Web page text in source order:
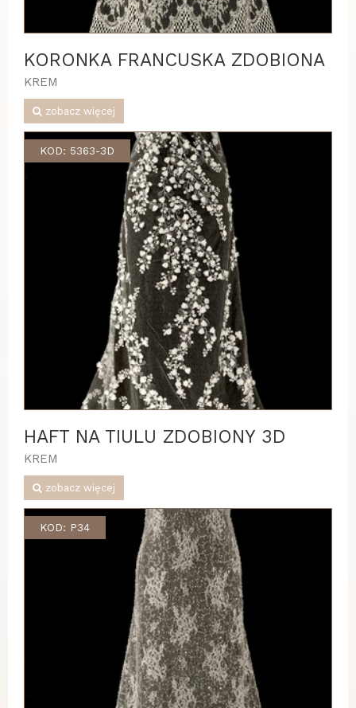
KORONKA FRANCUSKA ZDOBIONA
KREM
zobacz więcej
KOD: 5363-3D
HAFT NA TIULU ZDOBIONY 3D
KREM
zobacz więcej
KOD: P34